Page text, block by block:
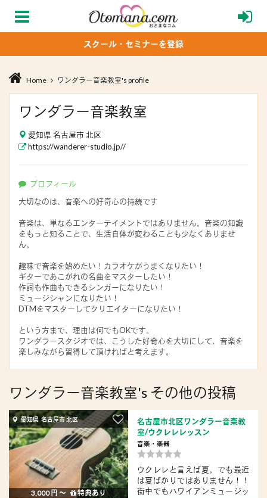
スクール・セミナーを登録
Home ワンダラー音楽教室's profile
ワンダラー音楽教室
愛知県 名古屋市 北区
https://wanderer-studio.jp//
プロフィール
大切なのは、音楽への好奇心の持続です
音楽は、単なるエンターテイメントではありません。音楽の知識
をもっと知ることで、生活自体が変わることも少なくありませ
ん。
趣味で音楽を始めたい！カラオケがうまくなりたい！
ギターであこがれの名曲をマスターしたい！
作詞も作曲もできるシンガーになりたい！
ミュージシャンになりたい！
DTMをマスターしてクリエイターになりたい！
という方まで、理由は何でもOKです。
ワンダラースタジオでは、こうした好奇心を大切にして、音楽を
楽しみながら習得して頂ければと考えます。
ワンダラー音楽教室's その他の投稿
愛知県 名古屋市 北区
3,000 円 〜 特典あり
名古屋市北区ワンダラー音楽教
室/ウクレレレッスン
音楽・楽器
ウクレレと言えば夏。でも最近
は夏ばかりではありません！！
街中でもハワイアンミュージッ